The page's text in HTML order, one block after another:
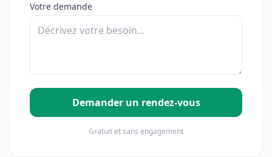
Votre demande
Demander un rendez-vous
Gratuit et sans engagement